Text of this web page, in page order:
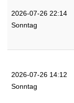
2026-07-26 22:14
Sonntag
2026-07-26 14:12
Sonntag